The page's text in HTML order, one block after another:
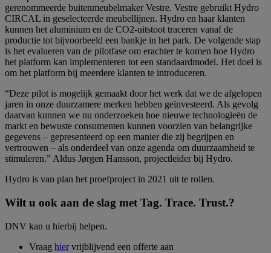
gerenommeerde buitenmeubelmaker Vestre. Vestre gebruikt Hydro
CIRCAL in geselecteerde meubellijnen. Hydro en haar klanten
kunnen het aluminium en de CO2-uitstoot traceren vanaf de
productie tot bijvoorbeeld een bankje in het park. De volgende stap
is het evalueren van de pilotfase om erachter te komen hoe Hydro
het platform kan implementeren tot een standaardmodel. Het doel is
om het platform bij meerdere klanten te introduceren.
“Deze pilot is mogelijk gemaakt door het werk dat we de afgelopen
jaren in onze duurzamere merken hebben geïnvesteerd. Als gevolg
daarvan kunnen we nu onderzoeken hoe nieuwe technologieën de
markt en bewuste consumenten kunnen voorzien van belangrijke
gegevens – gepresenteerd op een manier die zij begrijpen en
vertrouwen – als onderdeel van onze agenda om duurzaamheid te
stimuleren.” Aldus Jørgen Hansson, projectleider bij Hydro.
Hydro is van plan het proefproject in 2021 uit te rollen.
Wilt u ook aan de slag met Tag. Trace. Trust.?
DNV kan u hierbij helpen.
Vraag hiervrijblijvend een offerte aan